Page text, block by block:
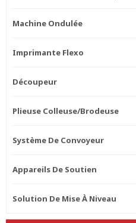
Machine Ondulée
Imprimante Flexo
Découpeur
Plieuse Colleuse/brodeuse
Système De Convoyeur
Appareils De Soutien
Solution De Mise À Niveau